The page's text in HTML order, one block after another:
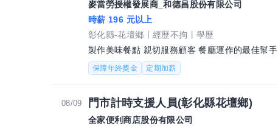
麥當勞授權發展商_和德昌股份有限公司
時薪 196 元以上
彰化縣-花壇鄉
經歷不拘
學歷
製作美味餐點 親切服務顧客 餐廳運作的最佳幫手
保障年終獎金 定期加薪
08/09 門市計時支援人員(彰化縣花壇鄉)
全家便利商店股份有限公司